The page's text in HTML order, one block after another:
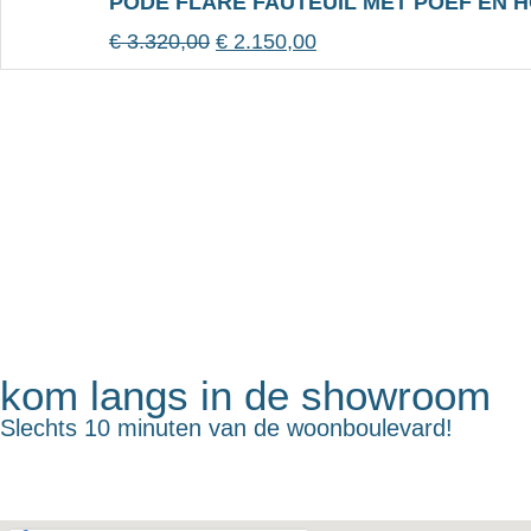
€3.320,00 € 2.150,00
kom langs in de showroom
Slechts 10 minuten van de woonboulevard!